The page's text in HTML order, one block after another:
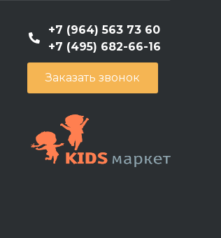
+7 (964) 563 73 60
+7 (495) 682-66-16
Заказать звонок